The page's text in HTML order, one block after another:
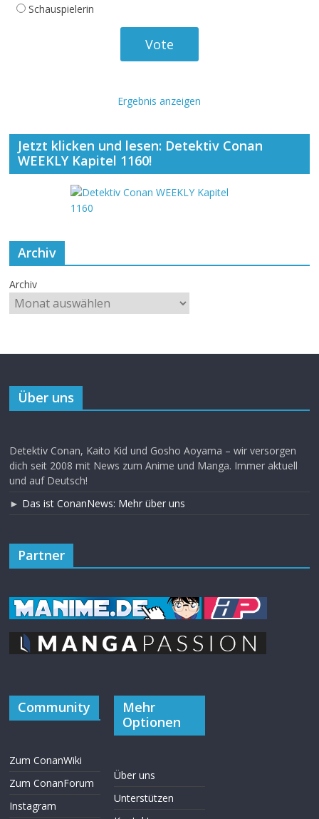
Schauspielerin
Ergebnis anzeigen
Jetzt klicken und lesen: Detektiv Conan
WEEKLY Kapitel 1160!
Archiv
Archiv
Über uns
Detektiv Conan, Kaito Kid und Gosho Aoyama – wir versorgen
dich seit 2008 mit News zum Anime und Manga. Immer aktuell
und auf Deutsch!
► Das ist ConanNews: Mehr über uns
Partner
Community
Zum ConanWiki
Zum ConanForum
Instagram
Mehr
Optionen
Über uns
Unterstützen